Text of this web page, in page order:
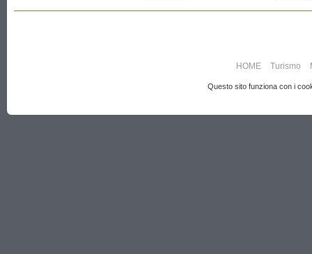
HOME Turismo
Questo sito funziona con i